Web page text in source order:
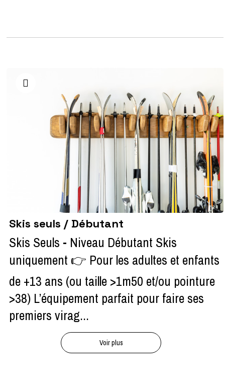
Skis seuls / Débutant
Skis Seuls - Niveau Débutant Skis
uniquement 👉 Pour les adultes et enfants
de +13 ans (ou taille >1m50 et/ou pointure
>38) L’équipement parfait pour faire ses
premiers virag...
Voir plus